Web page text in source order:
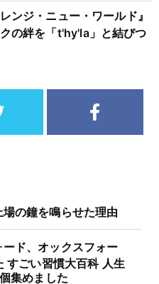
ンジ・ニュー・ワールド』
の絆を「t'hy'la」と結びつ
の鐘を鳴らせた理由
ド、オックスフォー
すごい習慣大百科 人生
集めました